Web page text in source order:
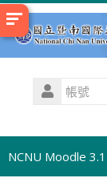
跳
至
號
NCNU Moodle